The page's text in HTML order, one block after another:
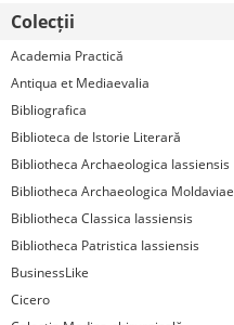
Colecții
Academia Practică
Antiqua et Mediaevalia
Bibliografica
Biblioteca de Istorie Literară
Bibliotheca Archaeologica Iassiensis
Bibliotheca Archaeologica Moldaviae
Bibliotheca Classica Iassiensis
Bibliotheca Patristica Iassiensis
BusinessLike
Cicero